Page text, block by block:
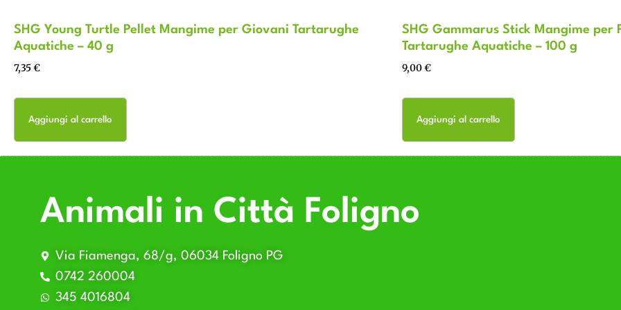
SHG Young Turtle Pellet Mangime per Giovani Tartarughe
Aquatiche – 40 g
7,35€
Aggiungi al carrello
SHG Gammarus Stick Mangime per
Tartarughe Aquatiche – 100 g
9,00€
Aggiungi al carrello
Animali in Città Foligno
Via Fiamenga, 68/g, 06034 Foligno PG
0742 260004
345 4016804